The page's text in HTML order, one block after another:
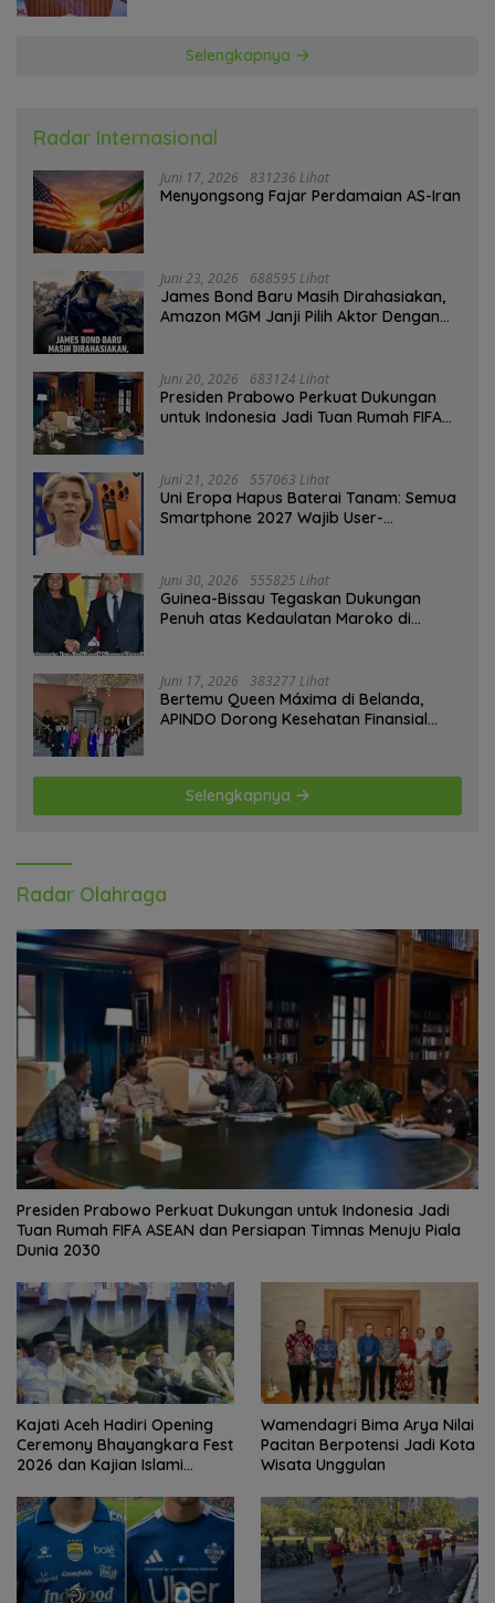
Selengkapnya
Radar Internasional
Juni 17, 2026 831236 Lihat
Menyongsong Fajar Perdamaian AS-Iran
Juni 23, 2026 688595 Lihat
James Bond Baru Masih Dirahasiakan,
Amazon MGM Janji Pilih Aktor Dengan
Juni 20, 2026 683124 Lihat
Presiden Prabowo Perkuat Dukungan
untuk Indonesia Jadi Tuan Rumah FIFA
Juni 21, 2026 557063 Lihat
Uni Eropa Hapus Baterai Tanam: Semua
Smartphone 2027 Wajib User-
Juni 30, 2026 555825 Lihat
Guinea-Bissau Tegaskan Dukungan
Penuh atas Kedaulatan Maroko di
Juni 17, 2026 383277 Lihat
Bertemu Queen Máxima di Belanda,
APINDO Dorong Kesehatan Finansial
Selengkapnya
Radar Olahraga
Presiden Prabowo Perkuat Dukungan untuk Indonesia Jadi
Tuan Rumah FIFA ASEAN dan Persiapan Timnas Menuju Piala
Dunia 2030
Kajati Aceh Hadiri Opening
Ceremony Bhayangkara Fest
2026 dan Kajian Islami
Adi Hidayat
Wamendagri Bima Arya Nilai
Pacitan Berpotensi Jadi Kota
Wisata Unggulan